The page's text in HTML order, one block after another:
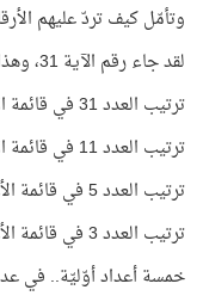
وتأمّل كيف تردّ عليهم
لقد جاء رقم الآية 31، وهذا عدد أوّليّ!
ترتيب العدد 31 في قائمة الأعداد الأوّليّة رقم 11، وهذا عدد أوّليّ أيضًا!
ترتيب العدد 11 في قائمة الأعداد الأوّليّة رقم 5، وهذا عدد أوّليّ أيضًا!
ترتيب العدد 5 في قائمة الأعداد الأوّليّة رقم 3، وهذا عدد أوّليّ أيضًا!
ترتيب العدد 3 في قائمة الأعداد الأوّليّة رقم 2، وهذا هو أصغر عدد أوّليّ!
خمسة أعداد أوّليّة.. في